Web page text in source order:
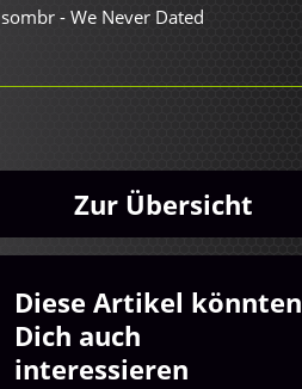
sombr - We Never Dated
Zur Übersicht
Diese Artikel könnten
Dich auch
interessieren